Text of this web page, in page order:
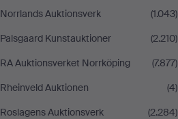
Norrlands Auktionsverk
(1.043)
Palsgaard Kunstauktioner
(2.210)
RA Auktionsverket Norrköping
(7.877)
Rheinveld Auktionen
(4)
Roslagens Auktionsverk
(2.284)